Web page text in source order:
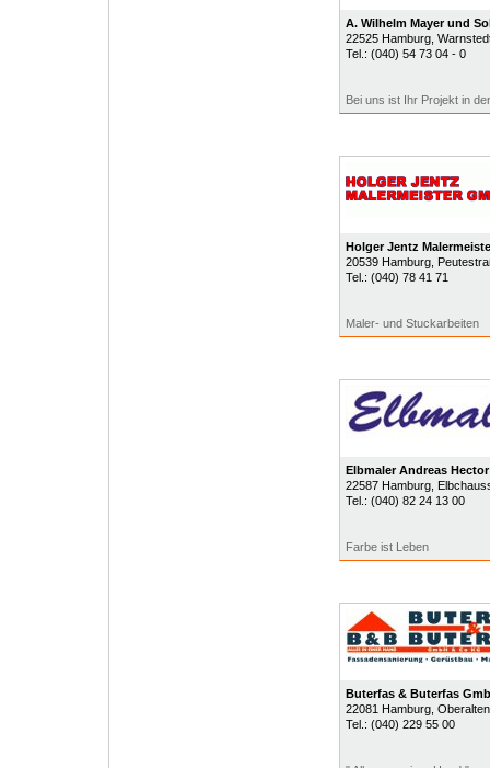
A. Wilhelm Mayer und
22525 Hamburg,
Tel.: (040) 54 73 04 - 0
Bei uns ist Ihr Projekt in
Holger Jentz
20539 Hamburg,
Tel.: (040) 78 41 71
Maler- und Stuckarbeiten
Elbmaler Andreas Hector
22587 Hamburg,
Tel.: (040) 82 24 13 00
Farbe ist Leben
Buterfas & Buterfas
22081 Hamburg,
Tel.: (040) 229 55 00